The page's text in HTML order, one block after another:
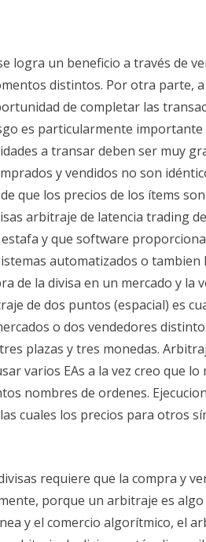
logra un beneficio a través de
distintos. Por otra parte,
de completar las
es particularmente
a transar deben ser muy
y vendidos no son
que los precios de los ítems
arbitraje de latencia trading
y que software
automatizados o
de la divisa en un mercado y la
de dos puntos (espacial) es
o dos vendedores
plazas y tres monedas.
varios EAs a la vez creo que
nombres de ordenes.
cuales los precios para otros
requiere que la compra y
porque un arbitraje es
y el comercio algorítmico, el